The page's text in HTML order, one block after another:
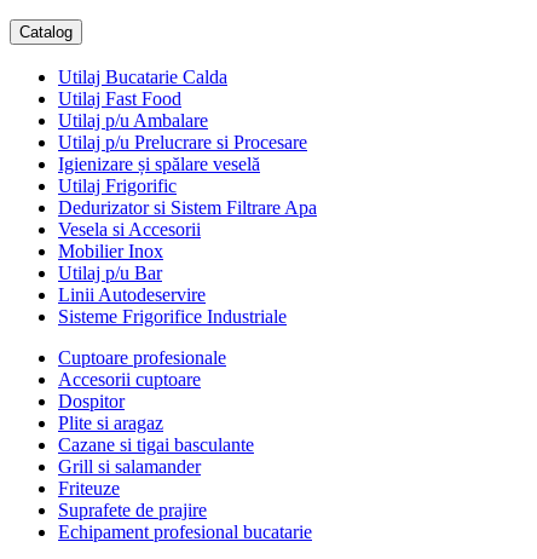
Catalog
Utilaj Bucatarie Calda
Utilaj Fast Food
Utilaj p/u Ambalare
Utilaj p/u Prelucrare si Procesare
Igienizare și spălare veselă
Utilaj Frigorific
Dedurizator si Sistem Filtrare Apa
Vesela si Accesorii
Mobilier Inox
Utilaj p/u Bar
Linii Autodeservire
Sisteme Frigorifice Industriale
Cuptoare profesionale
Accesorii cuptoare
Dospitor
Plite si aragaz
Cazane si tigai basculante
Grill si salamander
Friteuze
Suprafete de prajire
Echipament profesional bucatarie